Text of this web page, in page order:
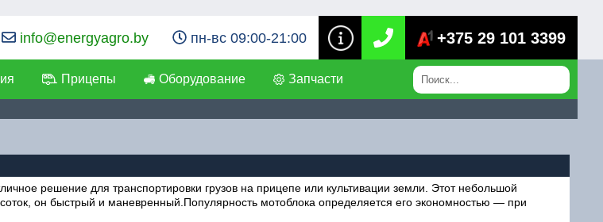
info@energyagro.by пн-вс 09:00-21:00 +375 29 101 3399
Прицепы Оборудование Запчасти
решение для транспортировки грузов на прицепе или культивации земли. Этот небольшой
соток, он быстрый и маневренный.Популярность мотоблока определяется его экономностью — при